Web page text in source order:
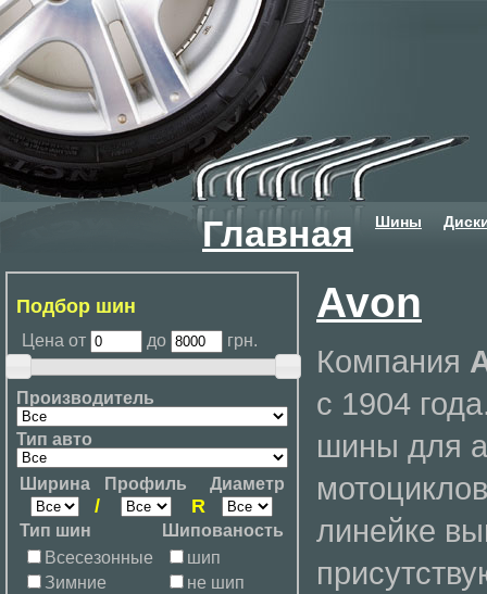
Главная Шины
Подбор шин
Цена от до грн.
Производитель
Тип авто
Ширина Профиль Диаметр
/ R
Тип шин
Шипованость
Всесезонные
Зимние
шип
не шип
Avon
Компания
с 1904
шины для
линейке